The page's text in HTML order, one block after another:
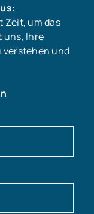
:
Zeit, um das
uns, Ihre
verstehen und